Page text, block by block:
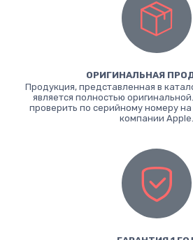
ОРИГИНАЛЬНАЯ
Продукция, представленная в
является полностью
проверить по серийному номеру
компании Apple.